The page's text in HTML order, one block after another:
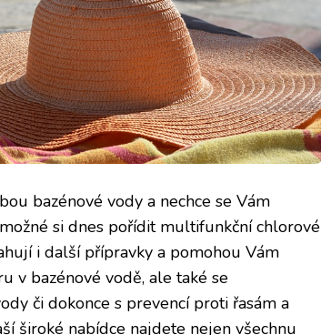
bazénové vody a nechce se Vám
si dnes pořídit multifunkční chlorové
i další přípravky a pomohou Vám
v bazénové vodě, ale také se
či dokonce s prevencí proti řasám a
široké nabídce najdete nejen všechnu